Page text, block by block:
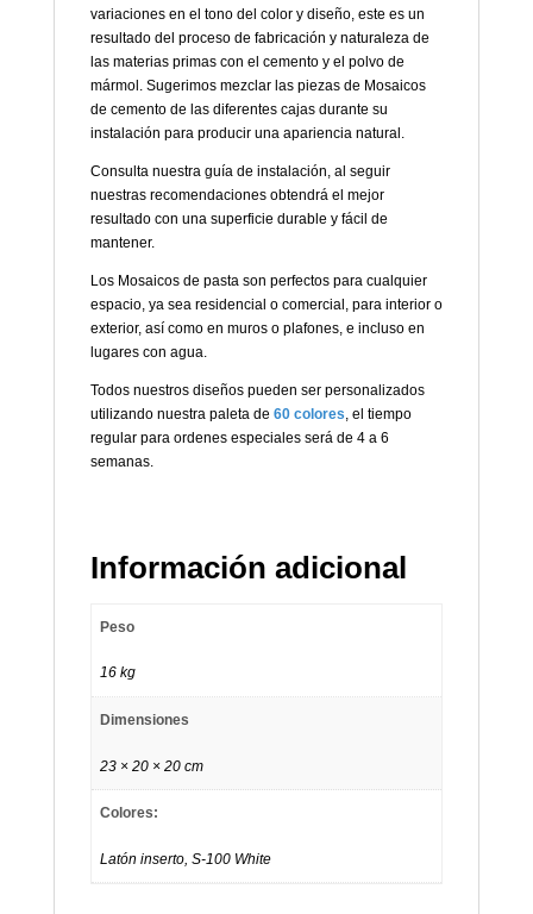
variaciones en el tono del color y diseño, este es un
resultado del proceso de fabricación y naturaleza de
las materias primas con el cemento y el polvo de
mármol. Sugerimos mezclar las piezas de Mosaicos
de cemento de las diferentes cajas durante su
instalación para producir una apariencia natural.
Consulta nuestra guía de instalación, al seguir
nuestras recomendaciones obtendrá el mejor
resultado con una superficie durable y fácil de
mantener.
Los Mosaicos de pasta son perfectos para cualquier
espacio, ya sea residencial o comercial, para interior o
exterior, así como en muros o plafones, e incluso en
lugares con agua.
Todos nuestros diseños pueden ser personalizados
utilizando nuestra paleta de 60 colores , el tiempo
regular para ordenes especiales será de 4 a 6
semanas.
Información adicional
Peso
16 kg
Dimensiones
23 × 20 × 20 cm
Colores:
Latón inserto, S-100 White